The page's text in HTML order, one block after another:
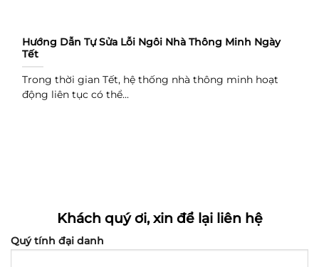
Hướng Dẫn Tự Sửa Lỗi Ngôi Nhà Thông Minh Ngày
Tết
Trong thời gian Tết, hệ thống nhà thông minh hoạt
động liên tục có thể...
Khách quý ơi, xin để lại liên hệ
Quý tính đại danh